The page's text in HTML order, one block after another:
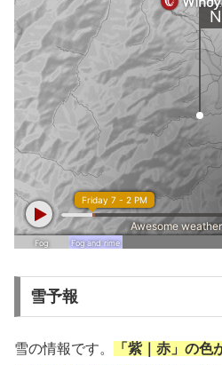
雪予報
雪の情報です。
「紫｜赤」の